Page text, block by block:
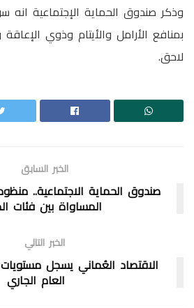
وذكر صندوق الحماية الإجتماعية انه
بمنافع الأرامل والأيتام وذوي
لاحق.
الخبر السابق
صندوق الحماية الاجتماعية..
المساواة بين فئات
الخبر التالي
الاقتصاد العُماني يسجل
العام الجاري